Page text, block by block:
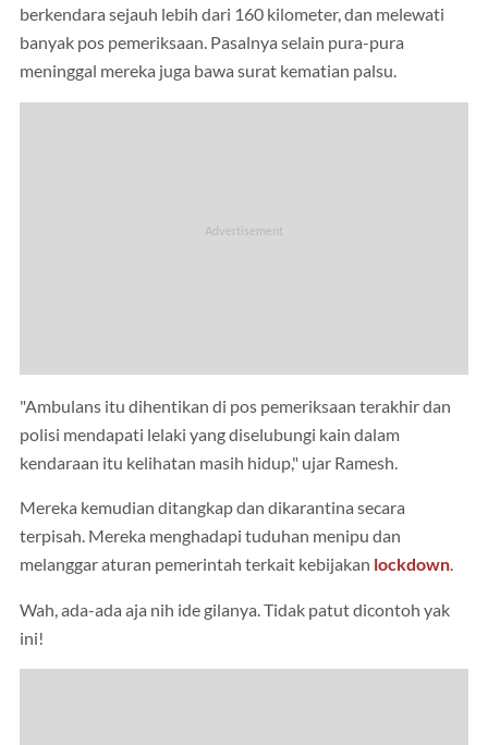
berkendara sejauh lebih dari 160 kilometer, dan melewati
banyak pos pemeriksaan. Pasalnya selain pura-pura
meninggal mereka juga bawa surat kematian palsu.
"Ambulans itu dihentikan di pos pemeriksaan terakhir dan
polisi mendapati lelaki yang diselubungi kain dalam
kendaraan itu kelihatan masih hidup," ujar Ramesh.
Mereka kemudian ditangkap dan dikarantina secara
terpisah. Mereka menghadapi tuduhan menipu dan
melanggar aturan pemerintah terkait kebijakan lockdown.
Wah, ada-ada aja nih ide gilanya. Tidak patut dicontoh yak
ini!